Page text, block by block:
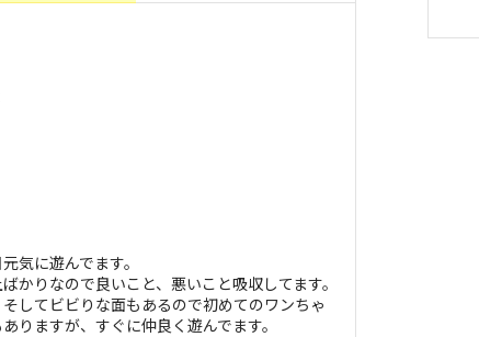
気に遊んでます。
かりなので良いこと、悪いこと吸収してます。
してビビりな面もあるので初めてのワンちゃ
りますが、すぐに仲良く遊んでます。